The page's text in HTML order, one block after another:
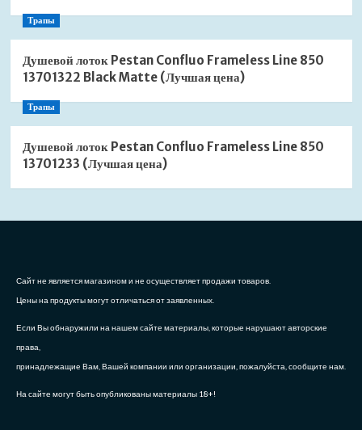
Трапы
Душевой лоток Pestan Confluo Frameless Line 850
13701322 Black Matte (Лучшая цена)
Трапы
Душевой лоток Pestan Confluo Frameless Line 850
13701233 (Лучшая цена)
Сайт не является магазином и не осуществляет продажи товаров.
Цены на продукты могут отличаться от заявленных.
Если Вы обнаружили на нашем сайте материалы, которые нарушают авторские
права,
принадлежащие Вам, Вашей компании или организации, пожалуйста, сообщите нам.
На сайте могут быть опубликованы материалы 18+!